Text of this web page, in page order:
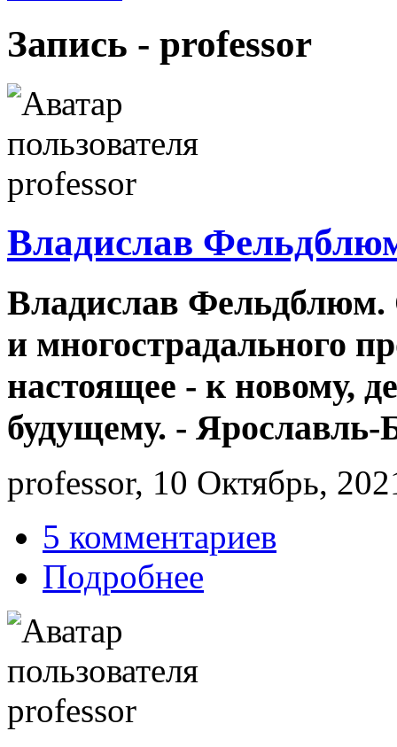
Запись - professor
Владислав
Владислав Фельдблюм.
и многострадального
настоящее - к новому,
будущему. - Ярославль-
professor, 10 Октябрь,
5 комментариев
Подробнее